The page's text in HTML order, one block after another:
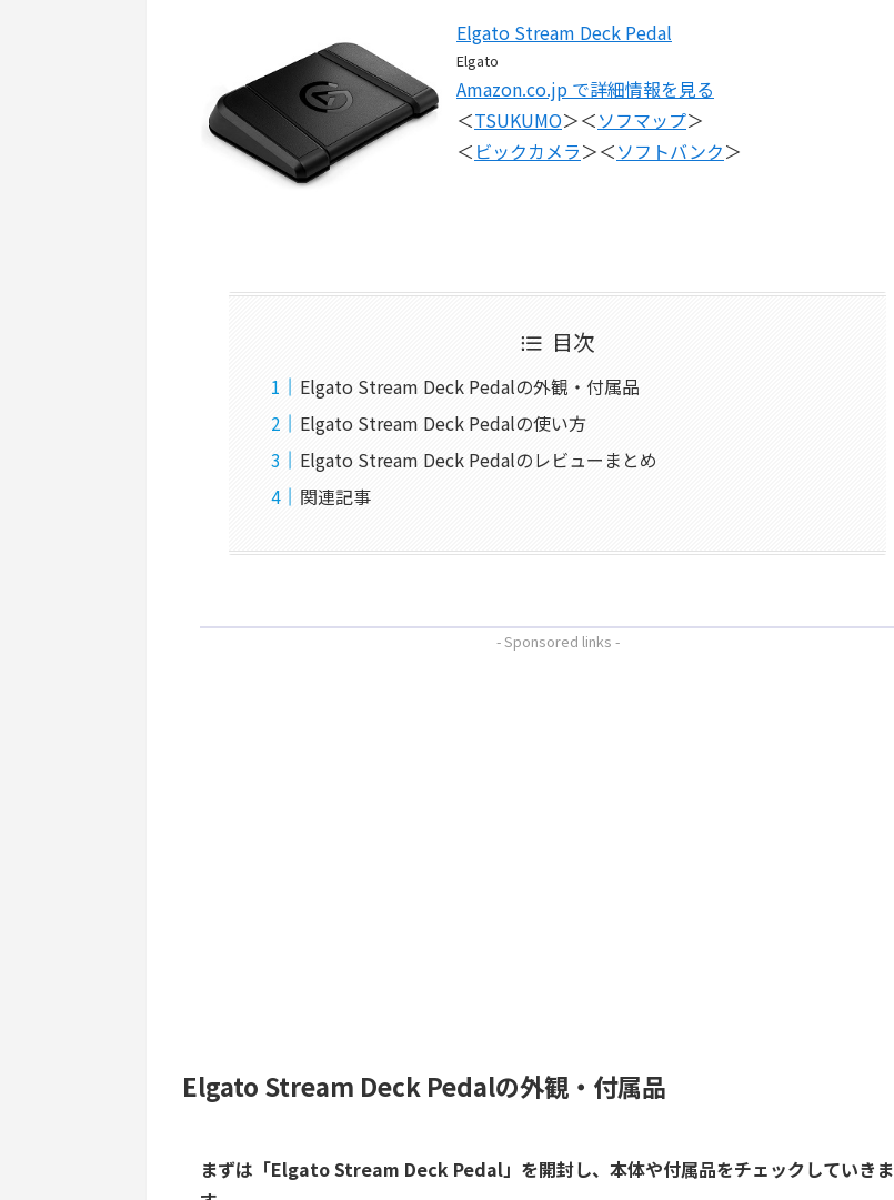
Elgato Stream Deck Pedal
Elgato
Amazon.co.jp で詳細情報を見る
＜TSUKUMO＞＜ソフマップ＞
＜ ビックカメラ＞＜ソフトバンク＞
目次
Elgato Stream Deck Pedalの外観・付属品
Elgato Stream Deck Pedalの使い方
Elgato Stream Deck Pedalのレビューまとめ
関連記事
- Sponsored links -
Elgato Stream Deck Pedalの外観・付属品
まずは「Elgato Stream Deck Pedal」を開封し、本体や付属品をチェックしていきま